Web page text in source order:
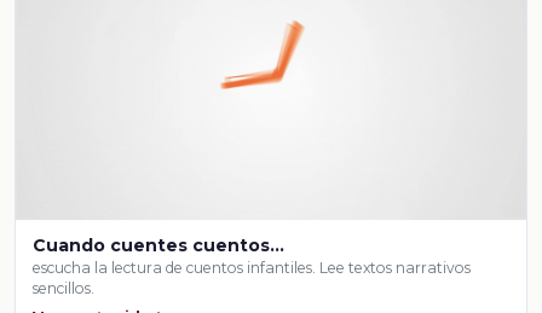
Cuando cuentes cuentos…
escucha la lectura de cuentos infantiles. Lee textos narrativos
sencillos.